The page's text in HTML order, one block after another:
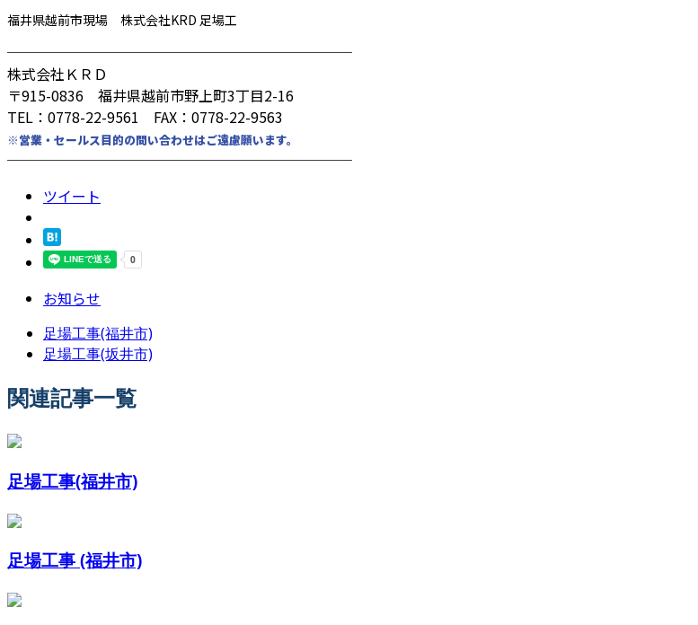
福井県越前市現場 株式会社KRD 足場工
────────────────────────
株式会社ＫＲＤ
〒915-0836 福井県越前市野上町3丁目2-16
TEL：0778-22-9561 FAX：0778-22-9563
※営業・セールス目的の問い合わせはご遠慮願います。
────────────────────────
ツイート
お知らせ
足場工事(福井市)
足場工事(坂井市)
関連記事一覧
足場工事(福井市)
足場工事 (福井市)